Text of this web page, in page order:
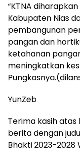
“KTNA
Kabupaten Nias
pembangunan
pangan dan
ketahanan
meningkatkan
YunZeb
Terima kasih
berita dengan
Bhakti 2023-2028